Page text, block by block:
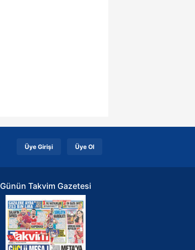
Üye Girişi Üye Ol
Günün Takvim Gazetesi